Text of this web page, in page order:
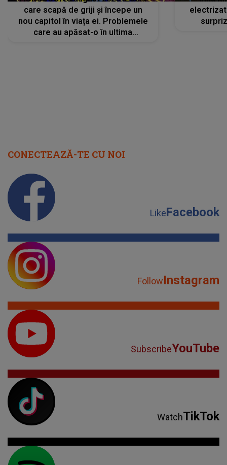
care scapă de griji și începe un
nou capitol în viața ei. Problemele
care au apăsat-o în ultima
CONECTEAZĂ-TE CU NOI
LikeFacebook
FollowInstagram
SubscribeYouTube
WatchTikTok